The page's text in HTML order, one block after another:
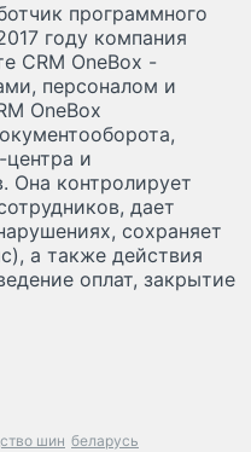
программного
году компания
CRM OneBox -
персоналом и
OneBox
центра и
Она контролирует
дает
сохраняет
а также действия
оплат, закрытие
шин беларусь